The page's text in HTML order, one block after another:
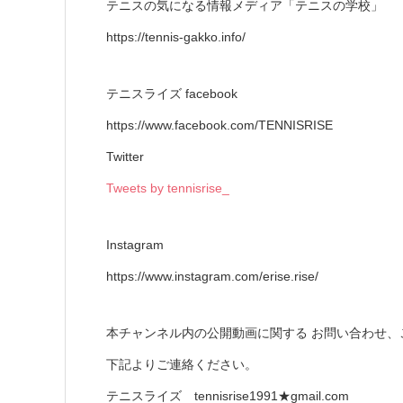
テニスの気になる情報メディア「テニスの学
https://tennis-gakko.info/
テニスライズ facebook
https://www.facebook.com/TENNISRISE
Twitter
Tweets by tennisrise_
Instagram
https://www.instagram.com/erise.rise/
本チャンネル内の公開動画に関する お問い合わせ、
下記よりご連絡ください。
テニスライズ tennisrise1991★gmail.com